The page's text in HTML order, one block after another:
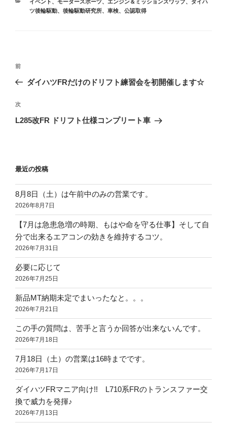
テ
イベント、モータースポーツ、 エンジン＆ミッションスワップ、
ダイハ
ツ後輪駆動、 後輪駆動研究所、 車検、公認取得
投
ビ
ゲ
ン
前
の
稿
前
ダイハツFRだけのドリフト練習会を初開催します☆
次
の
次
L285改FR ドリフト仕様コンプリート車
最近の投稿
8月8日（土）は午前中のみの営業です。
2026年8月7日
【7月は急患急増の時期、もはや命を守る仕事】そして自
分で出来るエアコンの効きを維持するコツ。
2026年7月31日
必要に応じて
2026年7月25日
新品MT納期未定でまいったなと。。。
2026年7月21日
この手の質問は、苦手と言うか回答が出来ないんです。
2026年7月18日
7月18日（土）の営業は16時までです。
2026年7月17日
ダイハツFRマニア向け!! L710系FRのトランスファー交
換で威力を発揮♪
2026年7月13日